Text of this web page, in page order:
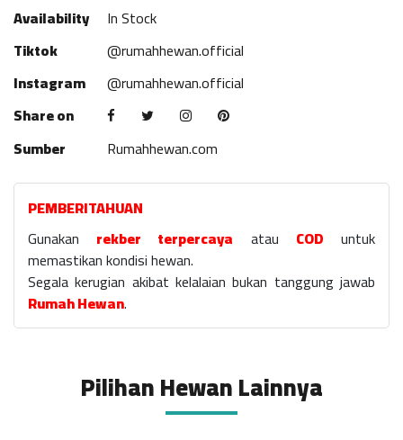
Availability
In Stock
Tiktok
@rumahhewan.official
Instagram
@rumahhewan.official
Share on
Sumber
Rumahhewan.com
PEMBERITAHUAN
Gunakan rekber terpercaya atau COD untuk
memastikan kondisi hewan.
Segala kerugian akibat kelalaian bukan tanggung jawab
Rumah Hewan.
Pilihan Hewan Lainnya